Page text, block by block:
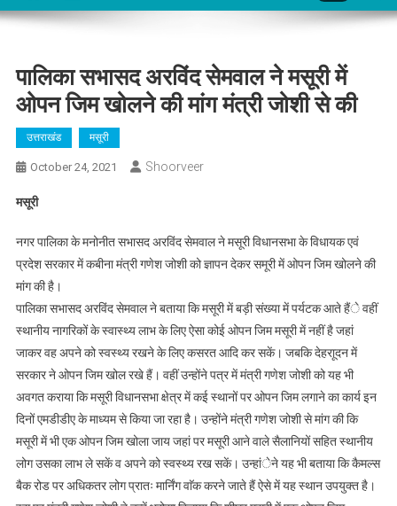
पालिका सभासद अरविंद सेमवाल ने मसूरी में
ओपन जिम खोलने की मांग मंत्री जोशी से की
उत्तराखंड मसूरी
October 24, 2021 Shoorveer
मसूरी
नगर पालिका के मनोनीत सभासद अरविंद सेमवाल ने मसूरी विधानसभा के विधायक एवं
प्रदेश सरकार में कबीना मंत्री गणेश जोशी को ज्ञापन देकर समूरी में ओपन जिम खोलने की
मांग की है।
पालिका सभासद अरविंद सेमवाल ने बताया कि मसूरी में बड़ी संख्या में पर्यटक आते हैंे वहीं
स्थानीय नागरिकों के स्वास्थ्य लाभ के लिए ऐसा कोई ओपन जिम मसूरी में नहीं है जहां
जाकर वह अपने को स्वस्थ्य रखने के लिए कसरत आदि कर सकें। जबकि देहराूदन में
सरकार ने ओपन जिम खोल रखे हैं। वहीं उन्होंने पत्र में मंत्री गणेश जोशी को यह भी
अवगत कराया कि मसूरी विधानसभा क्षेत्र में कई स्थानों पर ओपन जिम लगाने का कार्य इन
दिनों एमडीडीए के माध्यम से किया जा रहा है। उन्होंने मंत्री गणेश जोशी से मांग की कि
मसूरी में भी एक ओपन जिम खोला जाय जहां पर मसूरी आने वाले सैलानियों सहित स्थानीय
लोग उसका लाभ ले सकें व अपने को स्वस्थ्य रख सकें। उन्हांेने यह भी बताया कि कैमल्स
बैक रोड पर अधिकतर लोग प्रातः मार्निंग वाॅक करने जाते हैं ऐसे में यह स्थान उपयुक्त है।